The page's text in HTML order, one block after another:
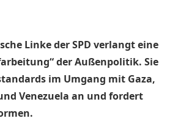
Linke der SPD verlangt eine
der Außenpolitik. Sie
im Umgang mit Gaza,
Venezuela an und fordert